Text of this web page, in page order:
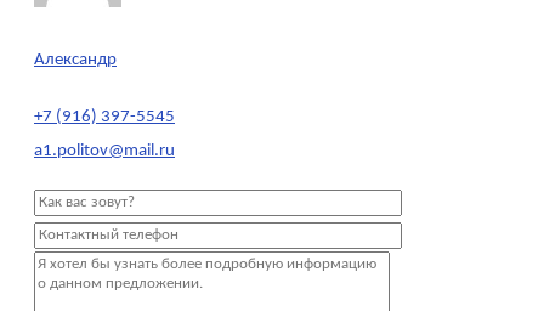
Александр
+7 (916) 397-5545
a1.politov@mail.ru